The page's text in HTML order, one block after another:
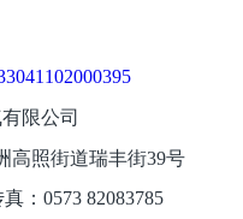
限公司
高照街道瑞丰街39号
真：0573 82083785